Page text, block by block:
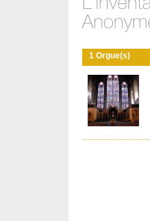
1 Orgue(s)